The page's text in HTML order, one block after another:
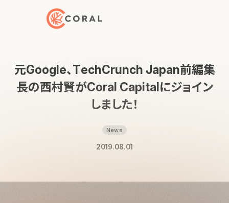
トップページへ戻る
元Google、TechCrunch Japan前編集
長の西村賢がCoral Capitalにジョイン
しました！
News
2019.08.01